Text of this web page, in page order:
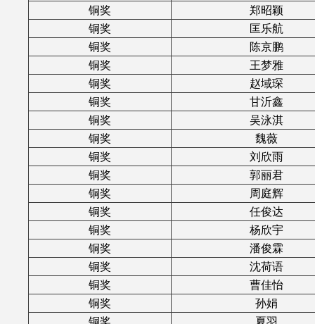
铜奖
郑昭颖
铜奖
匡乐航
铜奖
陈京鹏
铜奖
王梦雅
铜奖
赵域琛
铜奖
甘沂鑫
铜奖
吴泳淇
铜奖
魏薇
铜奖
刘欣雨
铜奖
郭丽君
铜奖
周庭辉
铜奖
任俊达
铜奖
杨欣宇
铜奖
潘俊霖
铜奖
沈荷语
铜奖
曹佳怡
铜奖
孙娟